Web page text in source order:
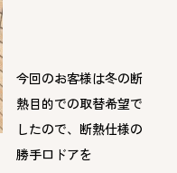
今回のお客様は冬の断
熱目的での取替希望で
したので、断熱仕様の
勝手口ドアを